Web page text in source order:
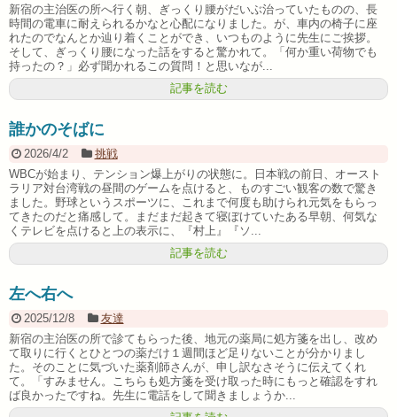
新宿の主治医の所へ行く朝、ぎっくり腰がだいぶ治っていたものの、長
時間の電車に耐えられるかなと心配になりました。が、車内の椅子に座
れたのでなんとか辿り着くことができ、いつものように先生にご挨拶。
そして、ぎっくり腰になった話をすると驚かれて。「何か重い荷物でも
持ったの？」必ず聞かれるこの質問！と思いなが...
記事を読む
誰かのそばに
2026/4/2
挑戦
WBCが始まり、テンション爆上がりの状態に。日本戦の前日、オースト
ラリア対台湾戦の昼間のゲームを点けると、ものすごい観客の数で驚き
ました。野球というスポーツに、これまで何度も助けられ元気をもらっ
てきたのだと痛感して。まだまだ起きて寝ぼけていたある早朝、何気な
くテレビを点けると上の表示に、『村上』『ソ...
記事を読む
左へ右へ
2025/12/8
友達
新宿の主治医の所で診てもらった後、地元の薬局に処方箋を出し、改め
て取りに行くとひとつの薬だけ１週間ほど足りないことが分かりまし
た。そのことに気づいた薬剤師さんが、申し訳なさそうに伝えてくれ
て。「すみません。こちらも処方箋を受け取った時にもっと確認をすれ
ば良かったですね。先生に電話をして聞きましょうか...